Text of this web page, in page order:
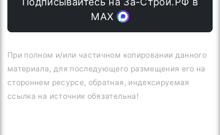
МАХ
При полном и/или частичном копировании данного
материала, для последующего размещения его на
стороннем ресурсе, обратная, индексируемая
ссылка на источник обязательна!